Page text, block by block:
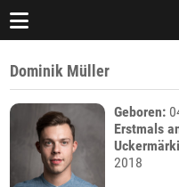
Dominik Müller
Geboren:
Erstmals
2018